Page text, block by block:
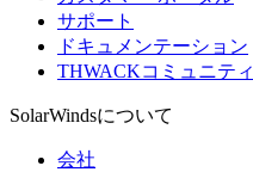
サポート
ドキュメンテーション
THWACKコミュニティ
SolarWindsについて
会社